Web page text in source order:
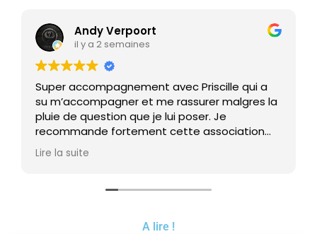
Andy Verpoort
il y a 2 semaines
Super accompagnement avec Priscille qui a
su m’accompagner et me rassurer malgres la
pluie de question que je lui poser. Je
recommande fortement cette association
qui est très humaine !!!
Lire la suite
A lire !